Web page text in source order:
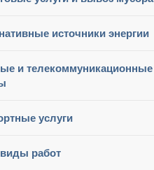
источники энергии
и телекоммуникационные
услуги
работ